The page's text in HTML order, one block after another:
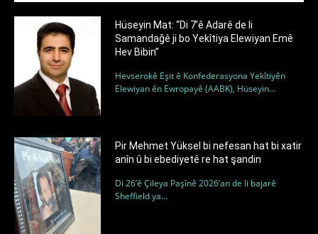
Hüseyin Mat: “Di 7’ê Adarê de li
Samandağê ji bo Yekîtiya Elewiyan Emê
Hev Bibin”
Hevserokê Eşit ê Konfederasyona Yekîtiyên
Elewiyan ên Ewropayê (AABK), Hüseyin...
Pir Mehmet Yüksel bi nefesan hat bi xatir
anîn û bi ebediyetê re hat şandin
Di 26’ê Çileya Paşînê 2026’an de li bajarê
Sheffield ya...